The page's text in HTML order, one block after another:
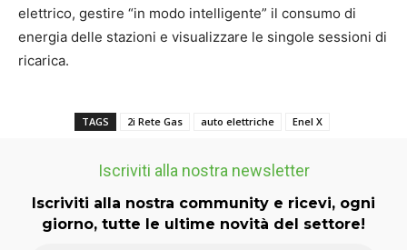
elettrico, gestire “in modo intelligente” il consumo di
energia delle stazioni e visualizzare le singole sessioni di
ricarica.
TAGS 2i Rete Gas auto elettriche Enel X
Iscriviti alla nostra newsletter
Iscriviti alla nostra community e ricevi, ogni
giorno, tutte le ultime novità del settore!